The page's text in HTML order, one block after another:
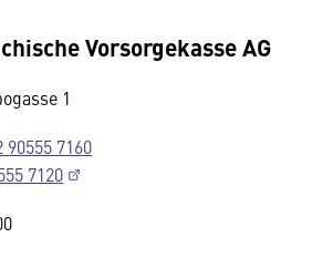
Vorsorgekasse AG
1
90555 7160
7120